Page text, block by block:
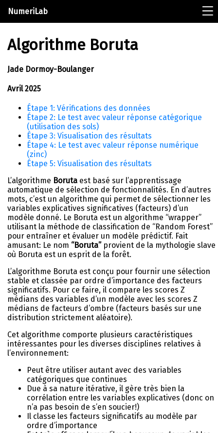
NumeriLab
Algorithme Boruta
Jade Dormoy-Boulanger
Avril 2025
Étape 1: Vérifications des données
Étape 2: Le test avec valeur réponse catégorique
(utilisation des sols)
Étape 3: Visualisation des résultats
Étape 4: Le test avec valeur réponse numérique
(zinc)
Étape 5: Visualisation des résultats
L’algorithme Boruta est basé sur l’apprentissage
automatique de sélection de fonctionnalités. En d’autres
mots, c’est un algorithme qui permet de sélectionner les
variables explicatives significatives (facteurs) d’un
modèle donné. Le Boruta est un algorithme “wrapper”
utilisant la méthode de classification de “Random Forest”
pour entraîner et évaluer un modèle prédictif. Fait
amusant: Le nom “Boruta” provient de la mythologie slave
où Boruta est un esprit de la forêt.
L’algorithme Boruta est conçu pour fournir une sélection
stable et classée par ordre d’importance des facteurs
significatifs. Pour ce faire, il compare les scores Z
médians des variables d’un modèle avec les scores Z
médians de facteurs d’ombre (facteurs basés sur une
distribution strictement aléatoire).
Cet algorithme comporte plusieurs caractéristiques
intéressantes pour les diverses disciplines relatives à
l’environnement:
Peut être utiliser autant avec des variables
catégoriques que continues
Due à sa nature itérative, il gère très bien la
corrélation entre les variables explicatives (donc on
n’a pas besoin de s’en soucier!)
Il classe les facteurs significatifs au modèle par
ordre d’importance